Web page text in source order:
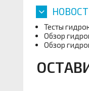
Тесты
Обзор
Обзор